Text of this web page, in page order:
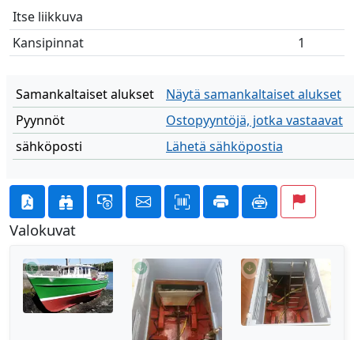
Itse liikkuva
Kansipinnat
1
Samankaltaiset alukset
Näytä samankaltaiset alukset
Pyynnöt
Ostopyyntöjä, jotka vastaavat
sähköposti
Lähetä sähköpostia
Valokuvat